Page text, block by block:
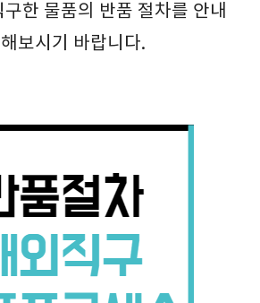
한 물품의 반품 절차를 안내
보시기 바랍니다.